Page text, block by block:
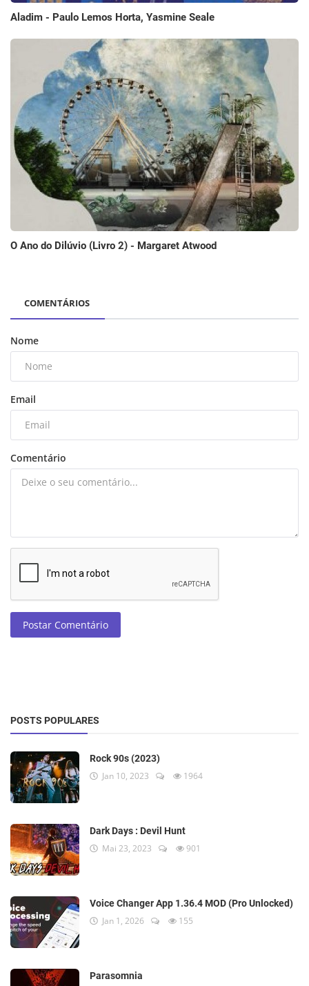
Aladim - Paulo Lemos Horta, Yasmine Seale
O Ano do Dilúvio (Livro 2) - Margaret Atwood
COMENTÁRIOS
Nome
Email
Comentário
Postar Comentário
POSTS POPULARES
Rock 90s (2023)
Jan 10, 2023 1964
Dark Days : Devil Hunt
Mai 23, 2023 901
Voice Changer App 1.36.4 MOD (Pro Unlocked)
Jan 1, 2026 155
Parasomnia